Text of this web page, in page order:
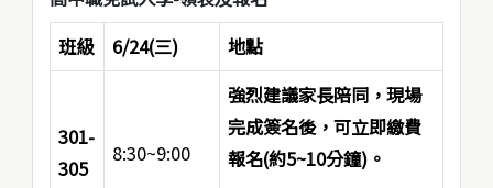
班級
6/24(三) 地點
301-
305
8:30~9:00
強烈建議家長陪同，現場
完成簽名後，可立即繳費
報名(約5~10分鐘)。